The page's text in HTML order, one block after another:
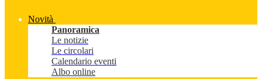
Novità
Panoramica
Le notizie
Le circolari
Calendario eventi
Albo online